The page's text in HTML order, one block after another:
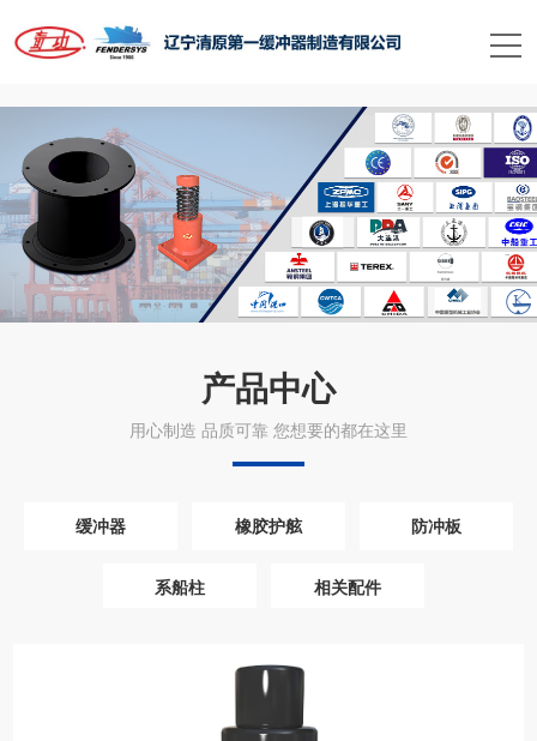
产品中心
用心制造 品质可靠 您想要的都在这里
缓冲器 橡胶护舷 防冲板
系船柱 相关配件